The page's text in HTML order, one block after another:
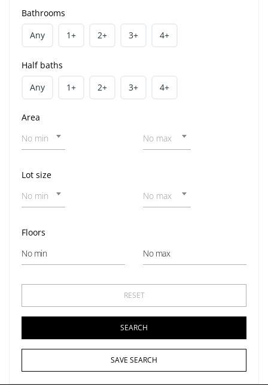
Bathrooms
Any
1+ 2+ 3+ 4+
Half baths
Any
1+ 2+ 3+ 4+
Area
No min
No max
Lot size
No min
No max
Floors
SAVE SEARCH